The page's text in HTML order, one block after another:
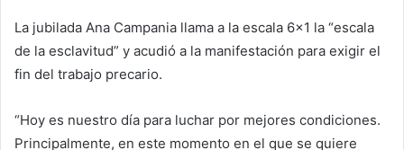
La jubilada Ana Campania llama a la escala 6×1 la “escala
de la esclavitud” y acudió a la manifestación para exigir el
fin del trabajo precario.
“Hoy es nuestro día para luchar por mejores condiciones.
Principalmente, en este momento en el que se quiere